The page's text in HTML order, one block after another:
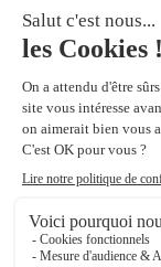
En renseignant
consentez à
Seligmann,
confidentialité.
désabonner à
Copyright © 2026